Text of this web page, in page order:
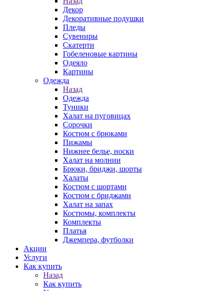
Декор
Декоративные подушки
Пледы
Сувениры
Скатерти
Гобеленовые картины
Одеяло
Картины
Одежда
Назад
Одежда
Туники
Халат на пуговицах
Сорочки
Костюм с брюками
Пижамы
Нижнее белье, носки
Халат на молнии
Брюки, бриджи, шорты
Халаты
Костюм с шортами
Костюм с бриджами
Халат на запах
Костюмы, комплекты
Комплекты
Платья
Джемпера, футболки
Акции
Услуги
Как купить
Назад
Как купить